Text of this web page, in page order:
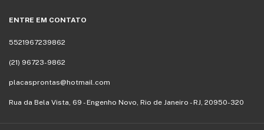
ENTRE EM CONTATO
5521967239862
(21) 96723-9862
placasprontas@hotmail.com
Rua da Bela Vista, 69 - Engenho Novo, Rio de Janeiro - RJ, 20950-320